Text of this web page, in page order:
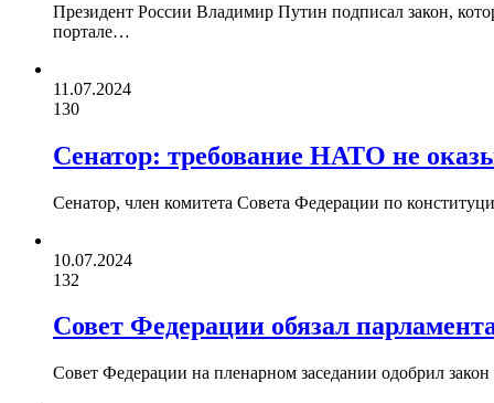
Президент России Владимир Путин подписал закон,
портале…
11.07.2024
130
Сенатор: требование НАТО не
Сенатор, член комитета Совета Федерации по
10.07.2024
132
Совет Федерации обязал
Совет Федерации на пленарном заседании одобрил